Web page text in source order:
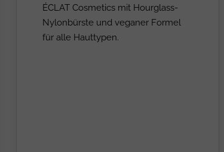
ÉCLAT Cosmetics mit Hourglass-
Nylonbürste und veganer Formel
für alle Hauttypen.